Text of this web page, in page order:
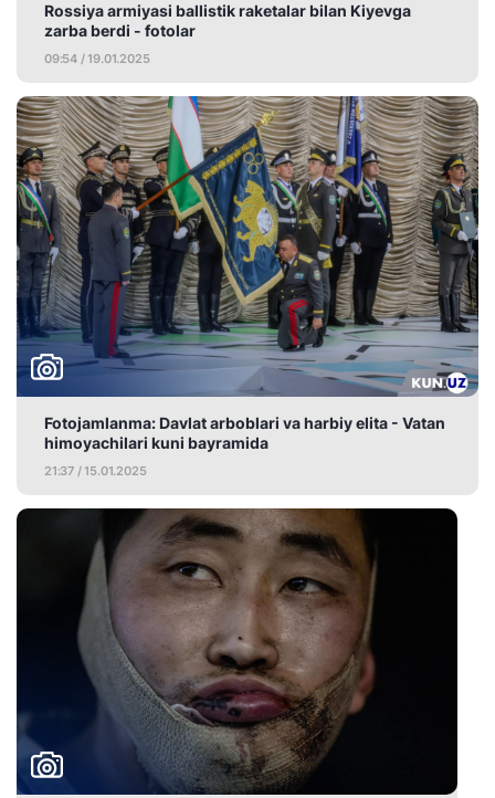
Rossiya armiyasi ballistik raketalar bilan Kiyevga
zarba berdi - fotolar
09:54 / 19.01.2025
Fotojamlanma: Davlat arboblari va harbiy elita - Vatan
himoyachilari kuni bayramida
21:37 / 15.01.2025